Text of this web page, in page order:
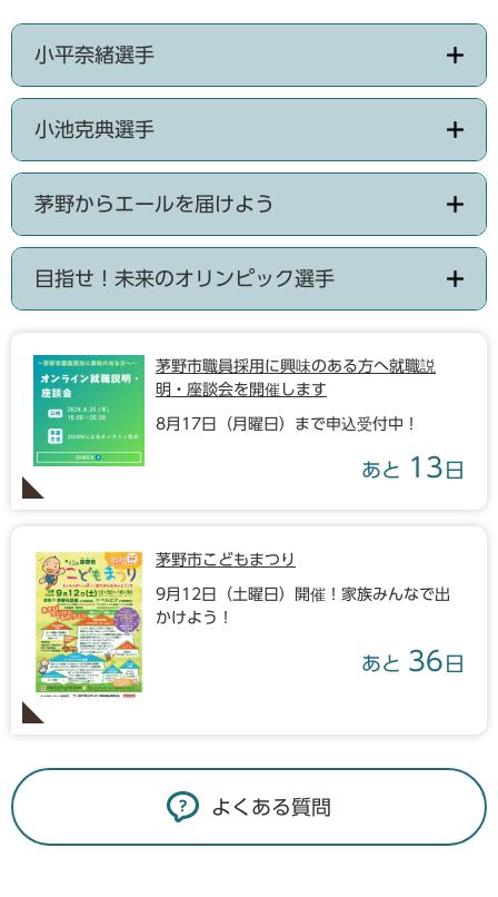
小平奈緒選手
小池克典選手
茅野からエールを届けよう
目指せ！未来のオリンピック選手
茅野市職員採用に興味のある方へ就職説
明・座談会を開催します
8月17日（月曜日）まで申込受付中！
あと 13 日
茅野市こどもまつり
9月12日（土曜日）開催！家族みんなで出
かけよう！
あと 36 日
よくある質問